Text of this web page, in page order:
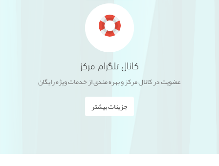
کانال تلگرام مرکز
عضویت در کانال مرکز و بهره مندی از خدمات ویژه رایگان
جزیئات بیشتر